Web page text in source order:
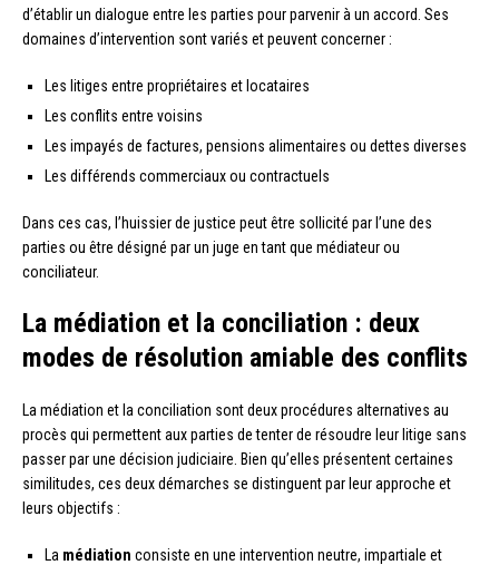
d’établir un dialogue entre les parties pour parvenir à un accord. Ses
domaines d’intervention sont variés et peuvent concerner :
Les litiges entre propriétaires et locataires
Les conflits entre voisins
Les impayés de factures, pensions alimentaires ou dettes diverses
Les différends commerciaux ou contractuels
Dans ces cas, l’huissier de justice peut être sollicité par l’une des
parties ou être désigné par un juge en tant que médiateur ou
conciliateur.
La médiation et la conciliation : deux
modes de résolution amiable des conflits
La médiation et la conciliation sont deux procédures alternatives au
procès qui permettent aux parties de tenter de résoudre leur litige sans
passer par une décision judiciaire. Bien qu’elles présentent certaines
similitudes, ces deux démarches se distinguent par leur approche et
leurs objectifs :
La médiation consiste en une intervention neutre, impartiale et